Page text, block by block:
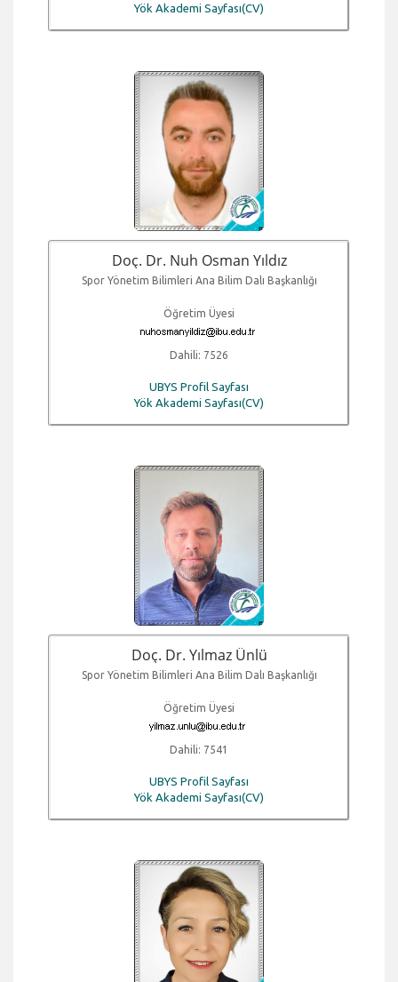
Yök Akademi Sayfası(CV)
Doç. Dr. Nuh Osman Yıldız
Spor Yönetim Bilimleri Ana Bilim Dalı Başkanlığı
Öğretim Üyesi
Dahili: 7526
UBYS Profil Sayfası
Yök Akademi Sayfası(CV)
Doç. Dr. Yılmaz Ünlü
Spor Yönetim Bilimleri Ana Bilim Dalı Başkanlığı
Öğretim Üyesi
Dahili: 7541
UBYS Profil Sayfası
Yök Akademi Sayfası(CV)